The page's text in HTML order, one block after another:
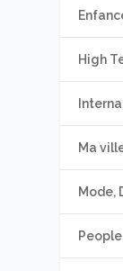
High
Ma
Mode,